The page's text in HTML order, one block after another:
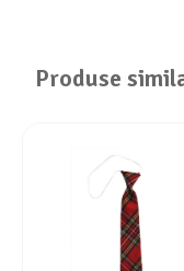
Produse